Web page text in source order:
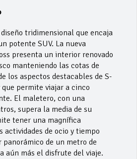
tridimensional que encaja
potente SUV. La nueva
presenta un interior renovado
manteniendo las cotas de
los aspectos destacables de S-
que permite viajar a cinco
El maletero, con una
supera la media de su
tener una magnífica
actividades de ocio y tiempo
de un metro de
aún más el disfrute del viaje.